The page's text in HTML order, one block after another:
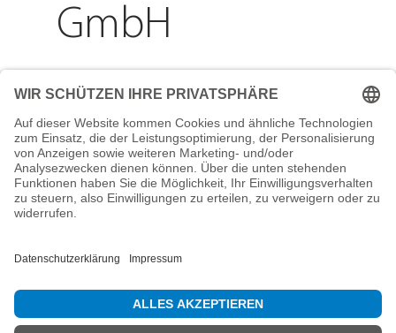
Adresse
Reichenberger Str. 1
84130 Dingolfing
Telefon
info@mountain-sports-
GmbH